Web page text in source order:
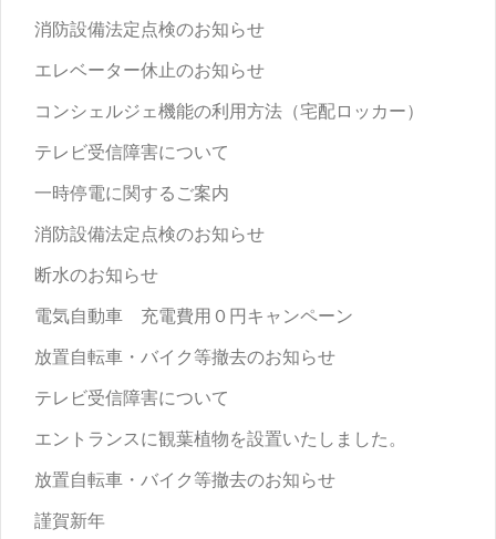
消防設備法定点検のお知らせ
エレベーター休止のお知らせ
コンシェルジェ機能の利用方法（宅配ロッカー）
テレビ受信障害について
一時停電に関するご案内
消防設備法定点検のお知らせ
断水のお知らせ
電気自動車 充電費用０円キャンペーン
放置自転車・バイク等撤去のお知らせ
テレビ受信障害について
エントランスに観葉植物を設置いたしました。
放置自転車・バイク等撤去のお知らせ
謹賀新年